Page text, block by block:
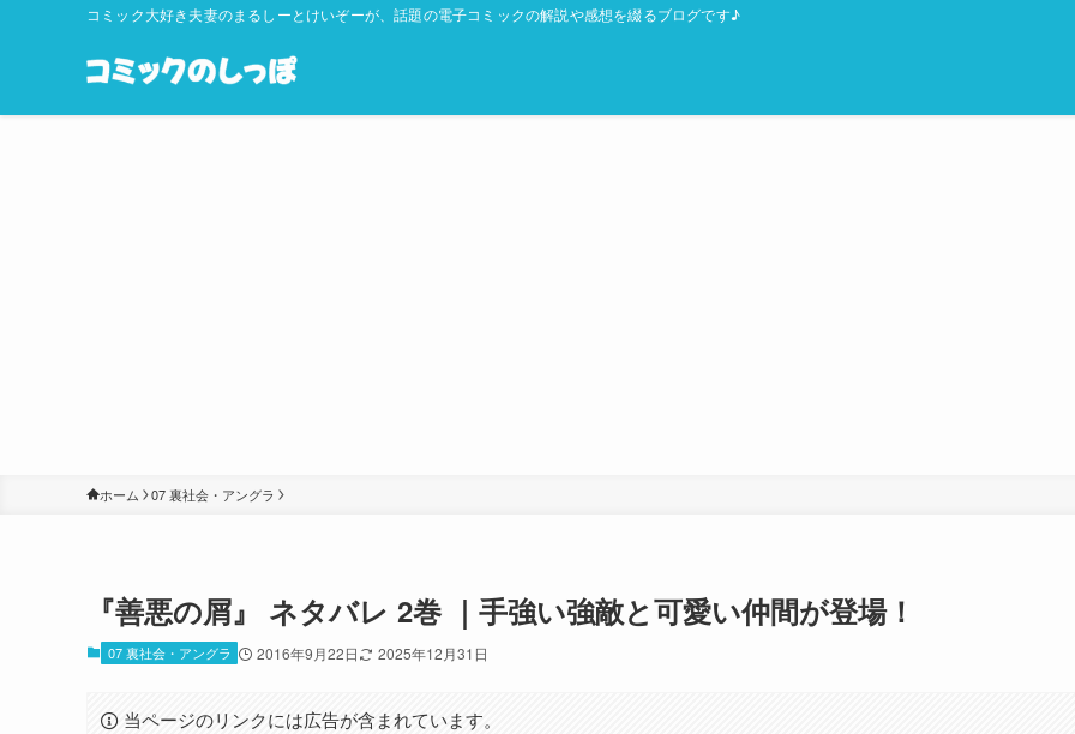
コミック大好き夫妻のまるしーとけいぞーが、話題の電子コミックの解説や感想を綴るブログです♪
ホーム 07 裏社会・アングラ
『善悪の屑』 ネタバレ 2巻 ｜手強い強敵と可愛い仲間が登場！
07 裏社会・アングラ 2016年9月22日 2025年12月31日
当ページのリンクには広告が含まれています。